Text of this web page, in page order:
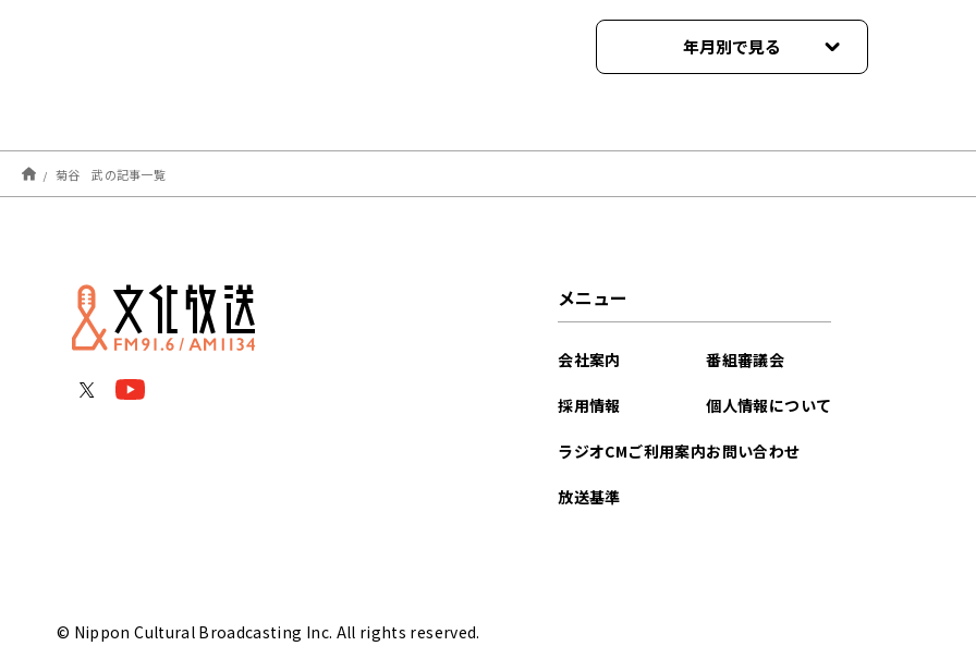
年月別で見る
菊谷 武の記事一覧
メニュー
会社案内
採用情報
ラジオCMご利用案内
放送基準
番組審議会
個人情報について
お問い合わせ
© Nippon Cultural Broadcasting Inc. All rights reserved.